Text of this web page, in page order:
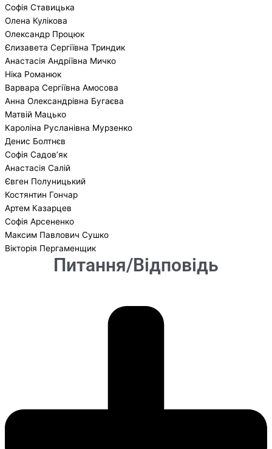
Софія Ставицька
Олена Кулікова
Олександр Процюк
Єлизавета Сергіївна Триндик
Анастасія Андріївна Мичко
Ніка Романюк
Варвара Сергіївна Амосова
Анна Олександрівна Бугаєва
Матвій Мацько
Кароліна Русланівна Мурзенко
Денис Болтнєв
Софія Садов’як
Анастасія Салій
Євген Полуницький
Костянтин Гончар
Артем Казарцев
Софія Арсененко
Максим Павлович Сушко
Вікторія Пергаменщик
Питання/Відповідь